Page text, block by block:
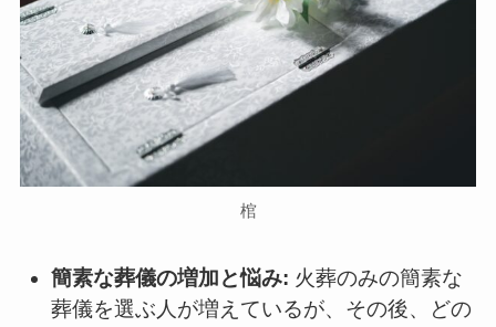
棺
簡素な葬儀の増加と悩み: 火葬のみの簡素な
葬儀を選ぶ人が増えているが、その後、どの